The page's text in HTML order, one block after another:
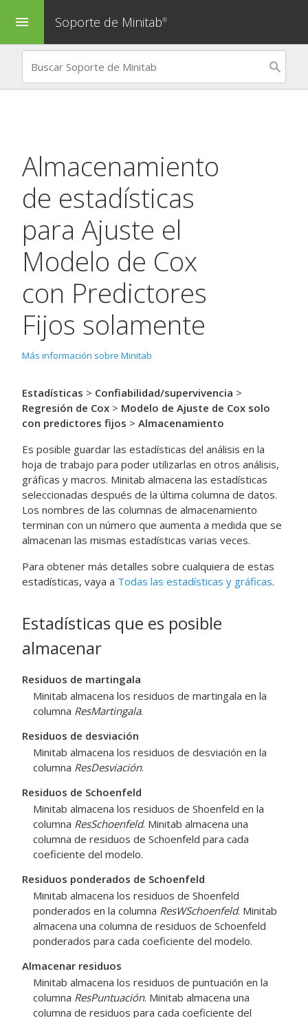
menu Soporte de Minitab®
Almacenamiento
de estadísticas
para Ajuste el
Modelo de Cox
con Predictores
Fijos solamente
Más información sobre Minitab
Estadísticas > Confiabilidad/supervivencia >
Regresión de Cox > Modelo de Ajuste de Cox solo
con predictores fijos > Almacenamiento
Es posible guardar las estadísticas del análisis en la
hoja de trabajo para poder utilizarlas en otros análisis,
gráficas y macros. Minitab almacena las estadísticas
seleccionadas después de la última columna de datos.
Los nombres de las columnas de almacenamiento
terminan con un número que aumenta a medida que se
almacenan las mismas estadísticas varias veces.
Para obtener más detalles sobre cualquiera de estas
estadísticas, vaya a Todas las estadísticas y gráficas.
Estadísticas que es posible
almacenar
Residuos de martingala
Minitab almacena los residuos de martingala en la
columna ResMartingala.
Residuos de desviación
Minitab almacena los residuos de desviación en la
columna ResDesviación.
Residuos de Schoenfeld
Minitab almacena los residuos de Shoenfeld en la
columna ResSchoenfeld. Minitab almacena una
columna de residuos de Schoenfeld para cada
coeficiente del modelo.
Residuos ponderados de Schoenfeld
Minitab almacena los residuos de Shoenfeld
ponderados en la columna ResWSchoenfeld. Minitab
almacena una columna de residuos de Schoenfeld
ponderados para cada coeficiente del modelo.
Almacenar residuos
Minitab almacena los residuos de puntuación en la
columna ResPuntuación. Minitab almacena una
columna de residuos para cada coeficiente del